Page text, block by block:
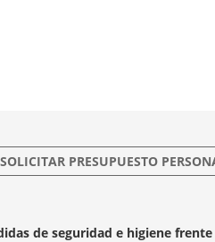
SOLICITAR PRESUPUESTO
de seguridad e higiene frente